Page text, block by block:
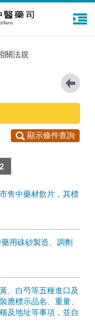
關法規
顯示條件查詢
2
售中藥材飲片，其標
用硃砂製造、調劑
、白芍等五種進口及
應標示品名、重量、
及地址等事項，並自